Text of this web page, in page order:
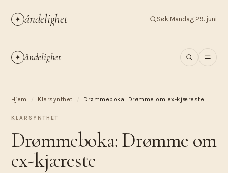
✦ åndelighet Søk Mandag 29. juni
✦ åndelighet
Hjem Klarsynthet Drømmeboka: Drømme om ex-kjæreste
KLARSYNTHET
Drømmeboka: Drømme om
ex-kjæreste